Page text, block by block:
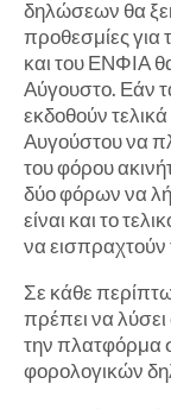
δηλώσεων θα
προθεσμίες
και του ΕΝΦΙΑ
Αύγουστο. Εάν
εκδοθούν
Αυγούστου να
του φόρου
δύο φόρων να
είναι και το
να
Σε κάθε
πρέπει να
την πλατφόρμα
φορολογικών